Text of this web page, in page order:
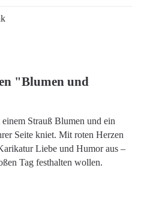
"Blumen und
Strauß Blumen und ein
Seite kniet. Mit roten Herzen
Liebe und Humor aus –
Tag festhalten wollen.